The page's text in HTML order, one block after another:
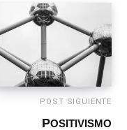
POST SIGUIENTE
POSITIVISMO